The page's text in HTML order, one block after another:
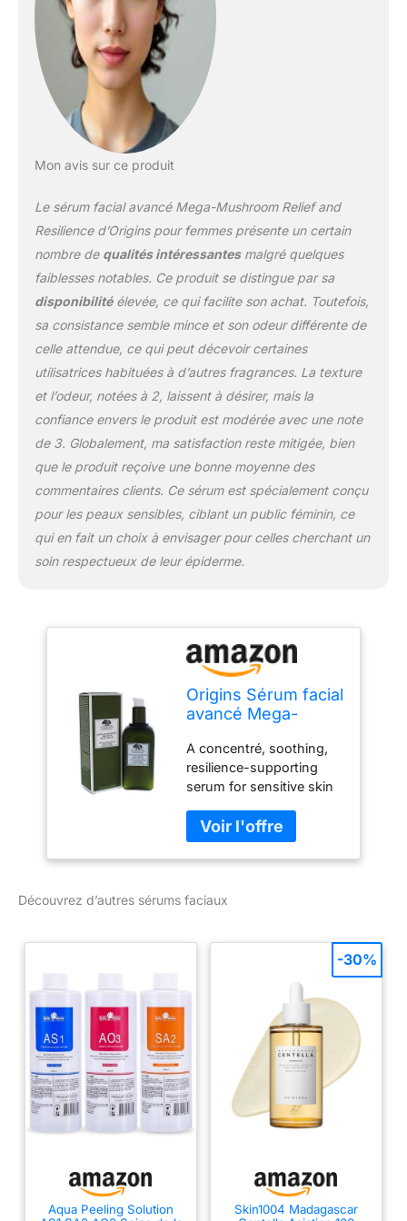
Mon avis sur ce produit
Le sérum facial avancé Mega-Mushroom Relief and
Resilience d’Origins pour femmes présente un certain
nombre de qualités intéressantesmalgré quelques
faiblesses notables. Ce produit se distingue par sa
disponibilitéélevée, ce qui facilite son achat. Toutefois,
sa consistance semble mince et son odeur différente de
celle attendue, ce qui peut décevoir certaines
utilisatrices habituées à d’autres fragrances. La texture
et l’odeur, notées à 2, laissent à désirer, mais la
confiance envers le produit est modérée avec une note
de 3. Globalement, ma satisfaction reste mitigée, bien
que le produit reçoive une bonne moyenne des
commentaires clients. Ce sérum est spécialement conçu
pour les peaux sensibles, ciblant un public féminin, ce
qui en fait un choix à envisager pour celles cherchant un
soin respectueux de leur épiderme.
Origins Sérum facial
avancé Mega-
and Resilience for
Women 3.4 oz
Sérum
A concentré, soothing,
resilience-supporting
serum for sensitive skin
microbiomes of skin,
which helps protect
against inflammatory
leaves even sensitive
comfortated.
Découvrez d’autres sérums faciaux
Aqua Peeling Solution
Skin1004 Madagascar
-30%